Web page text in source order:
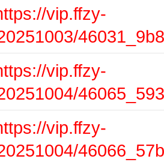
vip.ffzy-
vip.ffzy-
vip.ffzy-